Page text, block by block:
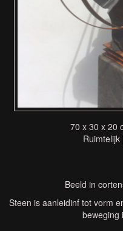
70 x 30 x 20
Beeld in
Steen is aanleidinf tot vorm
beweging